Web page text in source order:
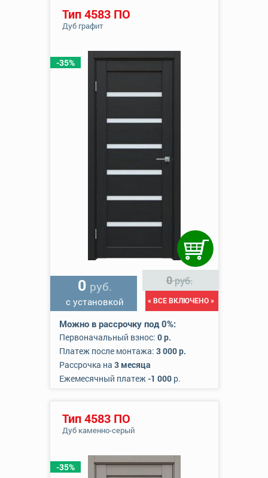
-35%
Тип 4583 ПО
Дуб графит
0 руб.
с установкой
0руб.
« ВСЕ ВКЛЮЧЕНО »
Можно в рассрочку под 0%:
Первоначальный взнос: 0 р.
Платеж после монтажа: 3 000 р.
Рассрочка на 3 месяца
Ежемесячный платеж-1 000р.
-35%
Тип 4583 ПО
Дуб каменно-серый